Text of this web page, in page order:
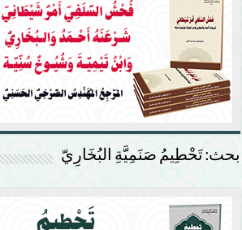
بحث: تَحْطِيمُ صَنَمِيَّةِ البُخَارِيّ